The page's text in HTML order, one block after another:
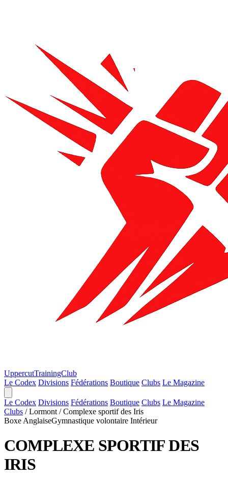
UppercutTrainingClub
Le Codex Divisions Fédérations Boutique Clubs Le Magazine
Le Codex Divisions Fédérations Boutique Clubs Le Magazine
Clubs / Lormont / Complexe sportif des Iris
Boxe AnglaiseGymnastique volontaire Intérieur
COMPLEXE SPORTIF DES
IRIS